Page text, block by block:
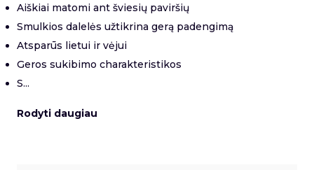
Aiškiai matomi ant šviesių paviršių
Smulkios dalelės užtikrina gerą padengimą
Atsparūs lietui ir vėjui
Geros sukibimo charakteristikos
S...
Rodyti daugiau